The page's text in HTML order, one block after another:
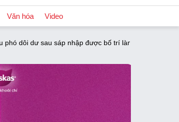
Văn hóa
Podcast
Video
được bố trí làm giáo viên hoặc vị trí phù hợp